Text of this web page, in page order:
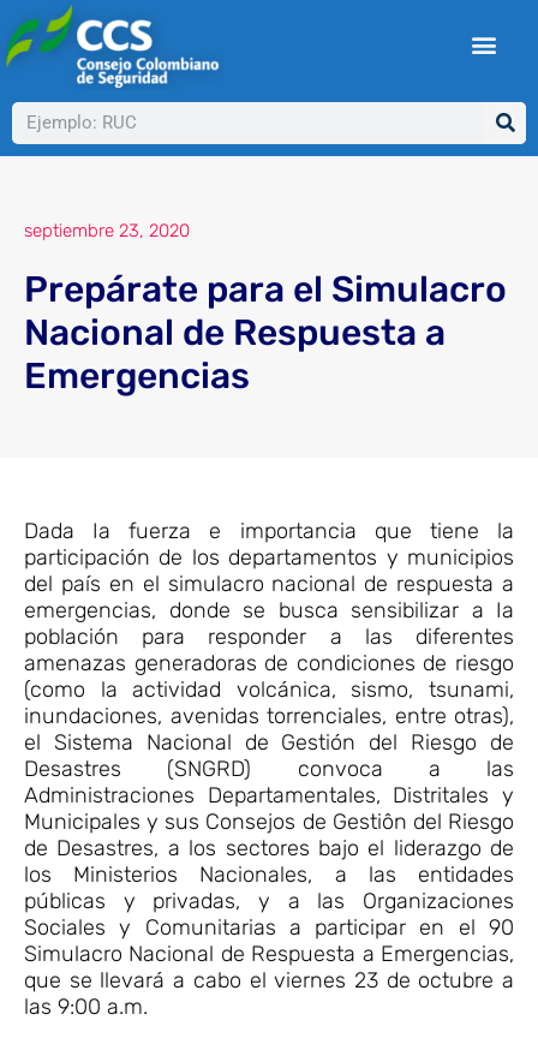
al
contenido
Buscar
septiembre 23, 2020
Prepárate para el Simulacro
Nacional de Respuesta a
Emergencias
Dada Ia fuerza e importancia que tiene la
participación de los departamentos y municipios
del país en el simulacro nacional de respuesta a
emergencias, donde se busca sensibilizar a Ia
población para responder a las diferentes
amenazas generadoras de condiciones de riesgo
(como la actividad volcánica, sismo, tsunami,
inundaciones, avenidas torrenciales, entre otras),
el Sistema Nacional de Gestión del Riesgo de
Desastres (SNGRD) convoca a las
Administraciones Departamentales, Distritales y
Municipales y sus Consejos de Gestiôn del Riesgo
de Desastres, a los sectores bajo el liderazgo de
los Ministerios Nacionales, a las entidades
públicas y privadas, y a las Organizaciones
Sociales y Comunitarias a participar en el 90
Simulacro Nacional de Respuesta a Emergencias,
que se llevará a cabo el viernes 23 de octubre a
las 9:00 a.m.